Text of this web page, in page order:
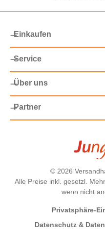
Einkaufen
Service
Über uns
Partner
© 2026
Alle Preise inkl. gesetzl.
wenn nicht
Privatsphäre-
Datenschutz &